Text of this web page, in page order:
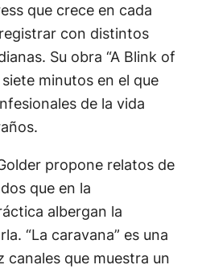
que crece en cada
con distintos
Su obra “A Blink of
minutos en el que
de la vida
propone relatos de
que en la
albergan la
“La caravana” es una
canales que muestra un